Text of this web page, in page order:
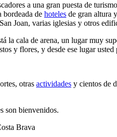
a una gran puesta de
bordeada de hoteles de gran altura
Joan, varias iglesias y otros
la cala de arena, un lugar muy
y flores, y desde ese lugar
otras actividades y cientos de
son bienvenidos.